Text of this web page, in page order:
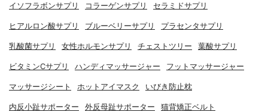
イソフラボンサプリ コラーゲンサプリ セラミドサプリ
ヒアルロン酸サプリ ブルーベリーサプリ プラセンタサプリ
乳酸菌サプリ 女性ホルモンサプリ チェストツリー 葉酸サプリ
ビタミンCサプリ ハンディマッサージャー フットマッサージャー
マッサージシート ホットアイマスク いびき防止枕
内反小趾サポーター 外反母趾サポーター 猫背矯正ベルト